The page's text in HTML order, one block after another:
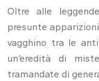
Oltre alle
presunte
vagghino tra le
un’eredità di
tramandate di